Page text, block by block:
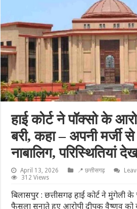
हाई कोर्ट ने पॉक्सो के
बरी, कहा – अपनी मर्जी
नाबालिग, परिस्थितियां
April 13, 2026 📍 छत्तीसगढ़
312 Views
बिलासपुर : छत्तीसगढ़ हाई कोर्ट ने मुंगेली के
फैसला सुनाते हुए आरोपी दीपक वैष्णव को